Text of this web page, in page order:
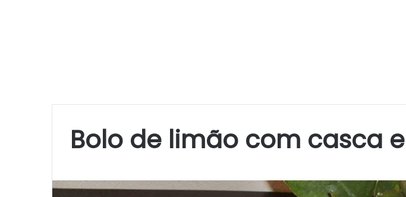
Bolo de limão com casca